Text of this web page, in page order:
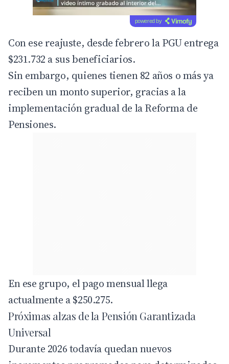
powered by
Con ese reajuste, desde febrero la PGU entrega
$231.732 a sus beneficiarios.
Sin embargo, quienes tienen 82 años o más ya
reciben un monto superior, gracias a la
implementación gradual de la Reforma de
Pensiones.
En ese grupo, el pago mensual llega
actualmente a $250.275.
Próximas alzas de la Pensión Garantizada
Universal
Durante 2026 todavía quedan nuevos